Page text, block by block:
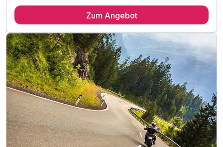
2 x reichhaltiges Frühstück vom Buffet
1 x Willkommensdrink
*(je nach Auslastung des Hotels)
inkl. Nutzung der hoteleigenen Sauna
inkl. Parkplatz
inkl. WLAN
Massagen nach Vereinbarung möglich
Zum Angebot